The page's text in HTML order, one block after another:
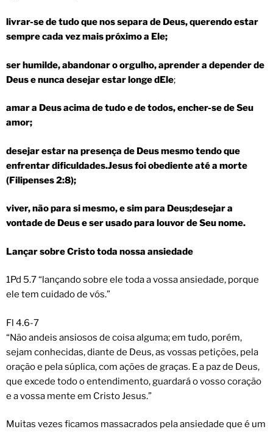
livrar-se de tudo que nos separa de Deus, querendo estar
sempre cada vez mais próximo a Ele;
ser humilde, abandonar o orgulho, aprender a depender de
Deus e nunca desejar estar longe dEle;
amar a Deus acima de tudo e de todos, encher-se de Seu
amor;
desejar estar na presença de Deus mesmo tendo que
enfrentar dificuldades.Jesus foi obediente até a morte
(Filipenses 2:8);
viver, não para si mesmo, e sim para Deus;desejar a
vontade de Deus e ser usado para louvor de Seu nome.
Lançar sobre Cristo toda nossa ansiedade
1Pd 5.7 “lançando sobre ele toda a vossa ansiedade, porque
ele tem cuidado de vós.”
Fl 4.6-7
“Não andeis ansiosos de coisa alguma; em tudo, porém,
sejam conhecidas, diante de Deus, as vossas petições, pela
oração e pela súplica, com ações de graças. E a paz de Deus,
que excede todo o entendimento, guardará o vosso coração
e a vossa mente em Cristo Jesus.”
Muitas vezes ficamos massacrados pela ansiedade que é um